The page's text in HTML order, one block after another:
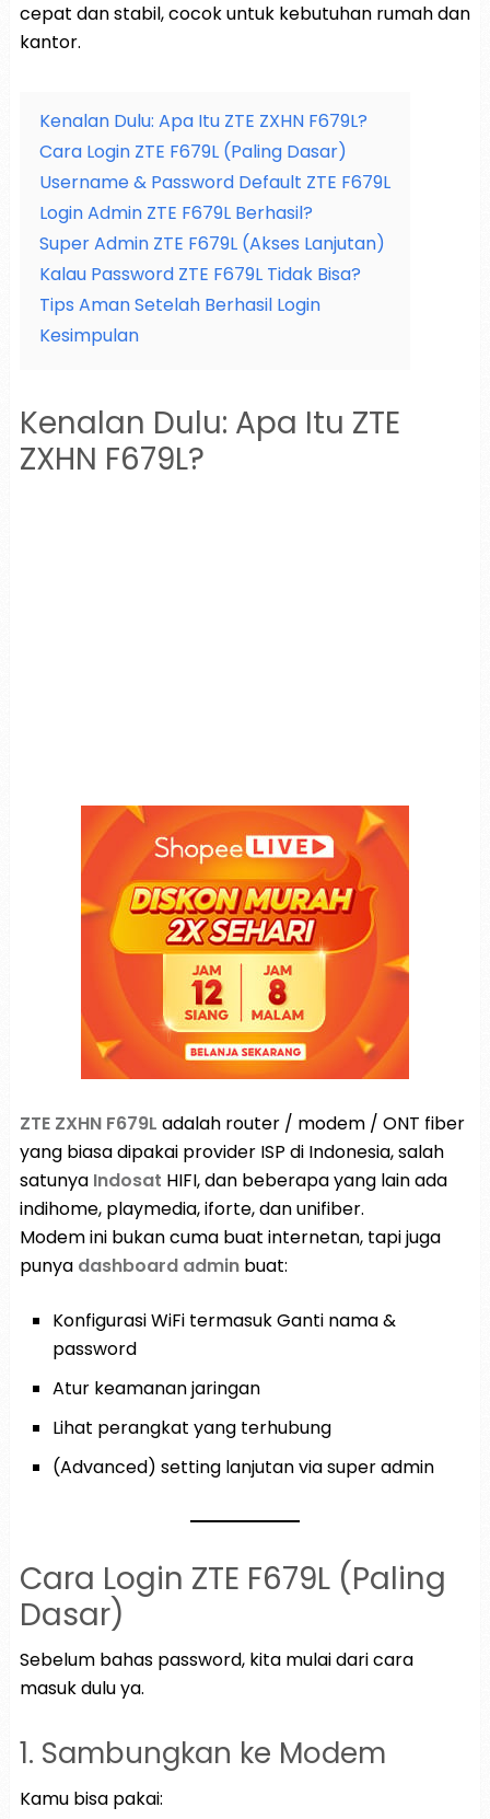
cepat dan stabil, cocok untuk kebutuhan rumah dan
kantor.
Kenalan Dulu: Apa Itu ZTE ZXHN F679L?
Cara Login ZTE F679L (Paling Dasar)
Username & Password Default ZTE F679L
Login Admin ZTE F679L Berhasil?
Super Admin ZTE F679L (Akses Lanjutan)
Kalau Password ZTE F679L Tidak Bisa?
Tips Aman Setelah Berhasil Login
Kesimpulan
Kenalan Dulu: Apa Itu ZTE
ZXHN F679L?
ZTE ZXHN F679L adalah router / modem / ONT fiber
yang biasa dipakai provider ISP di Indonesia, salah
satunya Indosat HIFI, dan beberapa yang lain ada
indihome, playmedia, iforte, dan unifiber.
Modem ini bukan cuma buat internetan, tapi juga
punya dashboard adminbuat:
Konfigurasi WiFi termasuk Ganti nama &
password
Atur keamanan jaringan
Lihat perangkat yang terhubung
(Advanced) setting lanjutan via super admin
Cara Login ZTE F679L (Paling
Dasar)
Sebelum bahas password, kita mulai dari cara
masuk dulu ya.
1. Sambungkan ke Modem
Kamu bisa pakai: